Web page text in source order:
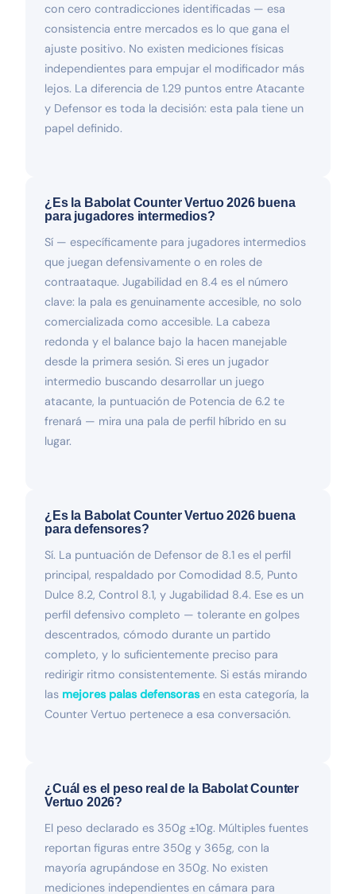
con cero contradicciones identificadas — esa
consistencia entre mercados es lo que gana el
ajuste positivo. No existen mediciones físicas
independientes para empujar el modificador más
lejos. La diferencia de 1.29 puntos entre Atacante
y Defensor es toda la decisión: esta pala tiene un
papel definido.
¿Es la Babolat Counter Vertuo 2026 buena
para jugadores intermedios?
Sí — específicamente para jugadores intermedios
que juegan defensivamente o en roles de
contraataque. Jugabilidad en 8.4 es el número
clave: la pala es genuinamente accesible, no solo
comercializada como accesible. La cabeza
redonda y el balance bajo la hacen manejable
desde la primera sesión. Si eres un jugador
intermedio buscando desarrollar un juego
atacante, la puntuación de Potencia de 6.2 te
frenará — mira una pala de perfil híbrido en su
lugar.
¿Es la Babolat Counter Vertuo 2026 buena
para defensores?
Sí. La puntuación de Defensor de 8.1 es el perfil
principal, respaldado por Comodidad 8.5, Punto
Dulce 8.2, Control 8.1, y Jugabilidad 8.4. Ese es un
perfil defensivo completo — tolerante en golpes
descentrados, cómodo durante un partido
completo, y lo suficientemente preciso para
redirigir ritmo consistentemente. Si estás mirando
las mejores palas defensorasen esta categoría, la
Counter Vertuo pertenece a esa conversación.
¿Cuál es el peso real de la Babolat Counter
Vertuo 2026?
El peso declarado es 350g ±10g. Múltiples fuentes
reportan figuras entre 350g y 365g, con la
mayoría agrupándose en 350g. No existen
mediciones independientes en cámara para